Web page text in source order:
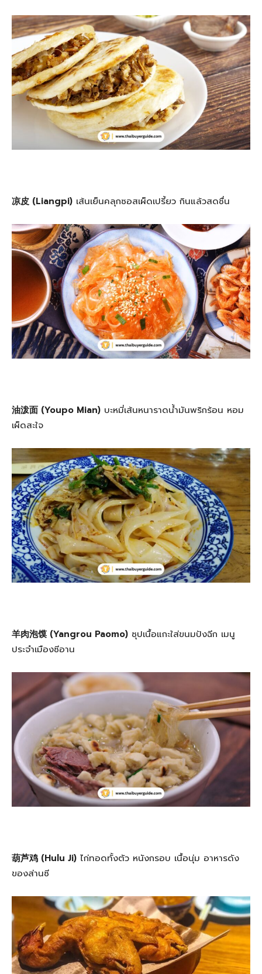
凉皮 (Liangpi) เส้นเย็นคลุกซอสเผ็ดเปรี้ยว กินแล้วสดชื่น
油泼面 (Youpo Mian) บะหมี่เส้นหนาราดน้ำมันพริกร้อน หอม
เผ็ดสะใจ
羊肉泡馍 (Yangrou Paomo) ซุปเนื้อแกะใส่ขนมปังฉีก เมนู
ประจำเมืองซีอาน
葫芦鸡 (Hulu Ji) ไก่ทอดทั้งตัว หนังกรอบ เนื้อนุ่ม อาหารดัง
ของส่านซี